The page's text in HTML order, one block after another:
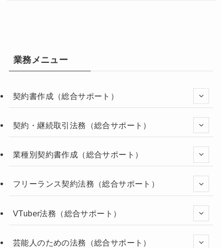
業務メニュー
契約書作成（総合サポート）
契約・継続取引法務（総合サポート）
業種別契約書作成（総合サポート）
フリーランス契約法務（総合サポート）
VTuber法務（総合サポート）
芸能人のための法務（総合サポート）